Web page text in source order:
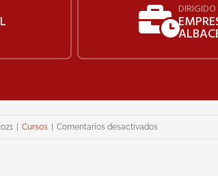
Cursos Comentarios desactivadosen